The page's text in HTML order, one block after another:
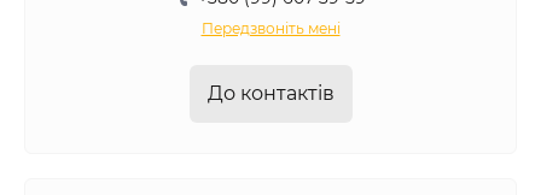
Передзвоніть мені
До контактів